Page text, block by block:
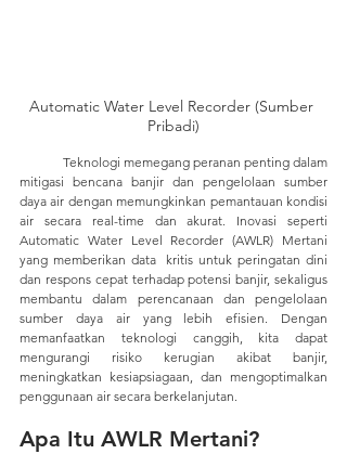
Automatic Water Level Recorder (Sumber
Pribadi)
mitigasi bencana banjir dan pengelolaan sumber
daya air dengan memungkinkan pemantauan kondisi
air secara real-time dan akurat. Inovasi seperti
Automatic Water Level Recorder (AWLR) Mertani
yang memberikan data  kritis untuk peringatan dini
dan respons cepat terhadap potensi banjir, sekaligus
membantu dalam perencanaan dan pengelolaan
sumber daya air yang lebih efisien. Dengan
memanfaatkan teknologi canggih, kita dapat
mengurangi risiko kerugian akibat banjir,
meningkatkan kesiapsiagaan, dan mengoptimalkan
penggunaan air secara berkelanjutan.
Apa Itu AWLR Mertani?